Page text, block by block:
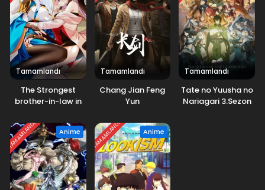
Tamamlandı
The Strongest
brother-in-law in
Tamamlandı
Chang Jian Feng
Yun
Tamamlandı
Tate no Yuusha no
Nariagari 3.Sezon
TAMAMLANDI Anime TAMAMLANDI Anime